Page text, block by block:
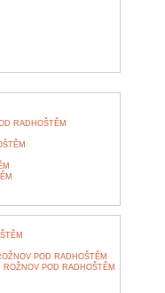
RADHOŠTĚM
POD RADHOŠTĚM
POD RADHOŠTĚM